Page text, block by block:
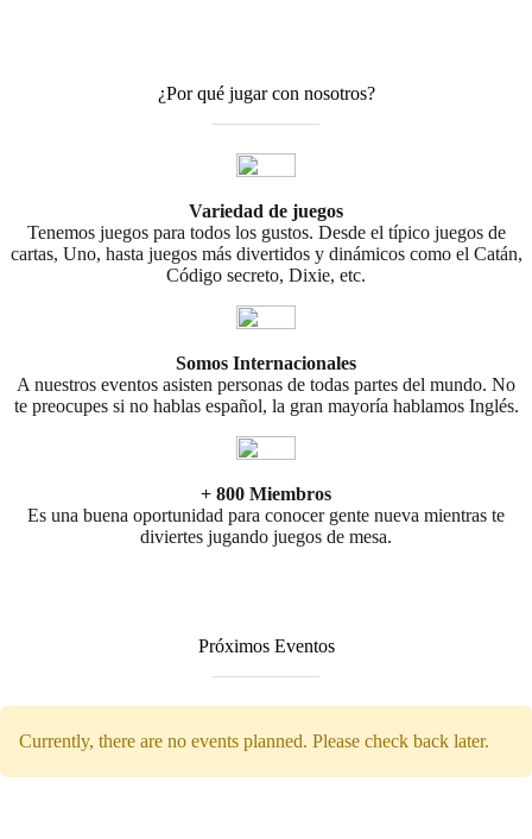
¿Por qué jugar con nosotros?
Variedad de juegos
Tenemos juegos para todos los gustos. Desde el típico juegos de
cartas, Uno, hasta juegos más divertidos y dinámicos como el Catán,
Código secreto, Dixie, etc.
Somos Internacionales
A nuestros eventos asisten personas de todas partes del mundo. No
te preocupes si no hablas español, la gran mayoría hablamos Inglés.
+ 800 Miembros
Es una buena oportunidad para conocer gente nueva mientras te
diviertes jugando juegos de mesa.
Próximos Eventos
Currently, there are no events planned. Please check back later.